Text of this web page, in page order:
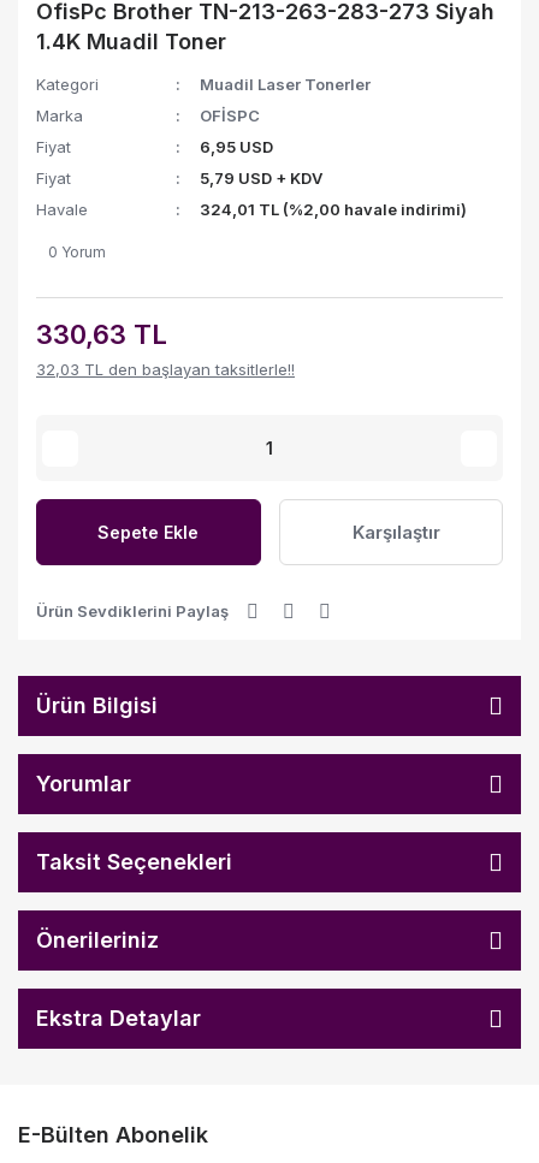
OfisPc Brother TN-213-263-283-273 Siyah
1.4K Muadil Toner
Kategori
Muadil Laser Tonerler
Marka
OFİSPC
Fiyat
6,95 USD
Fiyat
5,79 USD + KDV
Havale
324,01 TL (%2,00 havale indirimi)
0 Yorum
330,63 TL
32,03 TL den başlayan taksitlerle!!
Sepete Ekle Karşılaştır
Ürün Sevdiklerini Paylaş
Ürün Bilgisi
Yorumlar
Taksit Seçenekleri
Önerileriniz
Ekstra Detaylar
E-Bülten Abonelik